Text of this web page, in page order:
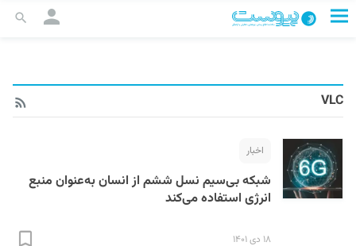
VLC
اخبار
شبکه بی‌سیم نسل ششم از انسان به‌عنوان منبع
انرژی استفاده می‌کند
۱۸ دی ۱۴۰۱